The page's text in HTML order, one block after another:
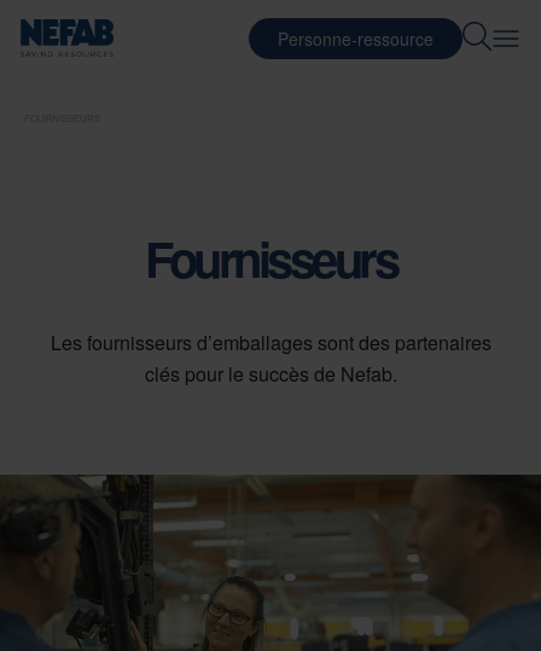
Personne-ressource
Fournisseurs
Les fournisseurs d’emballages sont des partenaires
clés pour le succès de Nefab.